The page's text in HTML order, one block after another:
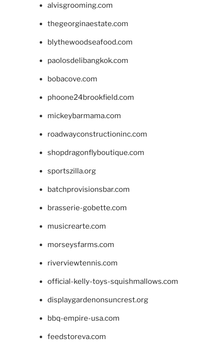
alvisgrooming.com
thegeorginaestate.com
blythewoodseafood.com
paolosdelibangkok.com
bobacove.com
phoone24brookfield.com
mickeybarmama.com
roadwayconstructioninc.com
shopdragonflyboutique.com
sportszilla.org
batchprovisionsbar.com
brasserie-gobette.com
musicrearte.com
morseysfarms.com
riverviewtennis.com
official-kelly-toys-squishmallows.com
displaygardenonsuncrest.org
bbq-empire-usa.com
feedstoreva.com